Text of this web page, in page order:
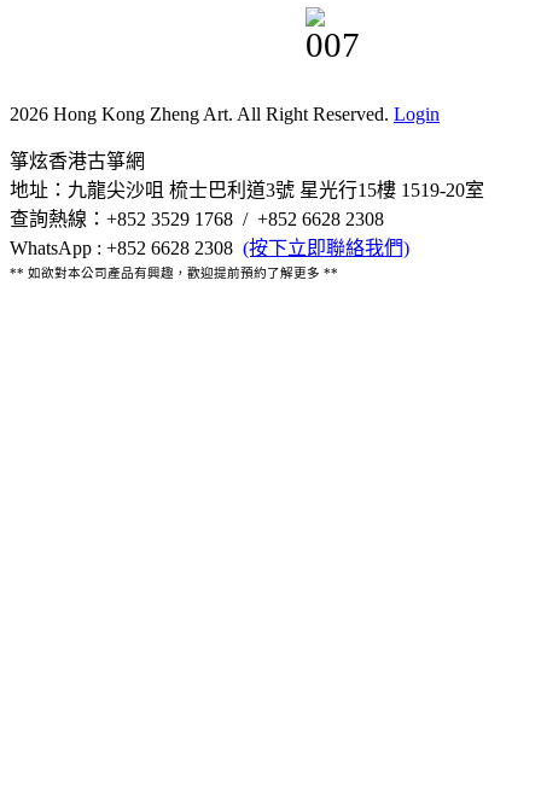
2026 Hong Kong Zheng Art. All Right Reserved. Login
箏炫香港古箏網
地址：九龍尖沙咀 梳士巴利道3號 星光行15樓 1519-20室
查詢熱線：+852 3529 1768 / +852 6628 2308
WhatsApp : +852 6628 2308 (按下立即聯絡我們)
** 如欲對本公司產品有興趣，歡迎提前預約了解更多 **